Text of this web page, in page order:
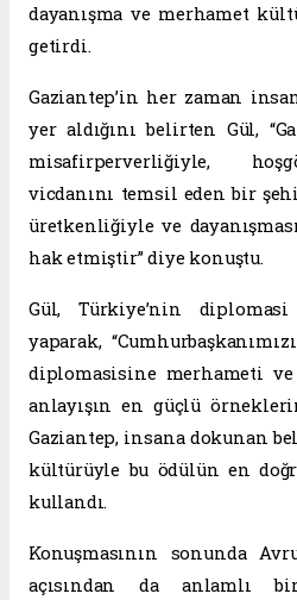
dayanışma ve merhamet
getirdi.
Gaziantep’in her zaman
yer aldığını belirten Gül,
misafirperverliğiyle,
vicdanını temsil eden bir
üretkenliğiyle ve
hak etmiştir” diye konuştu.
Gül, Türkiye’nin
yaparak,
diplomasisine merhameti
anlayışın en güçlü
Gaziantep, insana dokunan
kültürüyle bu ödülün en
kullandı.
Konuşmasının sonunda
açısından da anlamlı